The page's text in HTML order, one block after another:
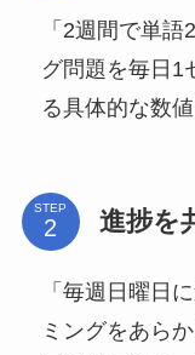
「2週間で単
グ問題を毎日1
る具体的な数
STEP 進捗を
「毎週日曜日
ミングをあら